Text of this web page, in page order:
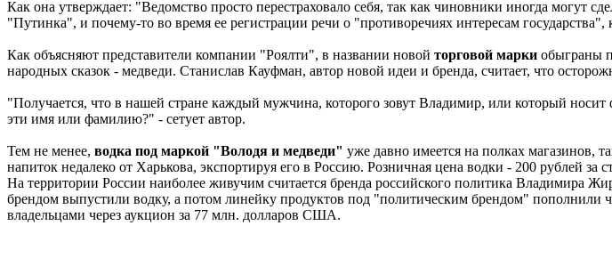
Как она утверждает: "Ведомство просто перестраховало себя, так как чиновники иногда могут
"Путинка", и почему-то во время ее регистрации речи о "противоречиях интересам
Как объясняют представители компании "Роялти", в названии новой торговой марки обыграны
народных сказок - медведи. Станислав Кауфман, автор новой идеи и бренда, считает, что
"Получается, что в нашей стране каждый мужчина, которого зовут Владимир, или который
эти имя или фамилию?" - сетует автор.
Тем не менее, водка под маркой "Володя и медведи" уже давно имеется на полках магазинов,
напиток недалеко от Харькова, экспортируя его в Россию. Розничная цена водки - 200 рублей за
На территории России наиболее живучим считается бренда российского политика Владимира
брендом выпустили водку, а потом линейку продуктов под "политическим брендом"
владельцами через аукцион за 77 млн. долларов США.